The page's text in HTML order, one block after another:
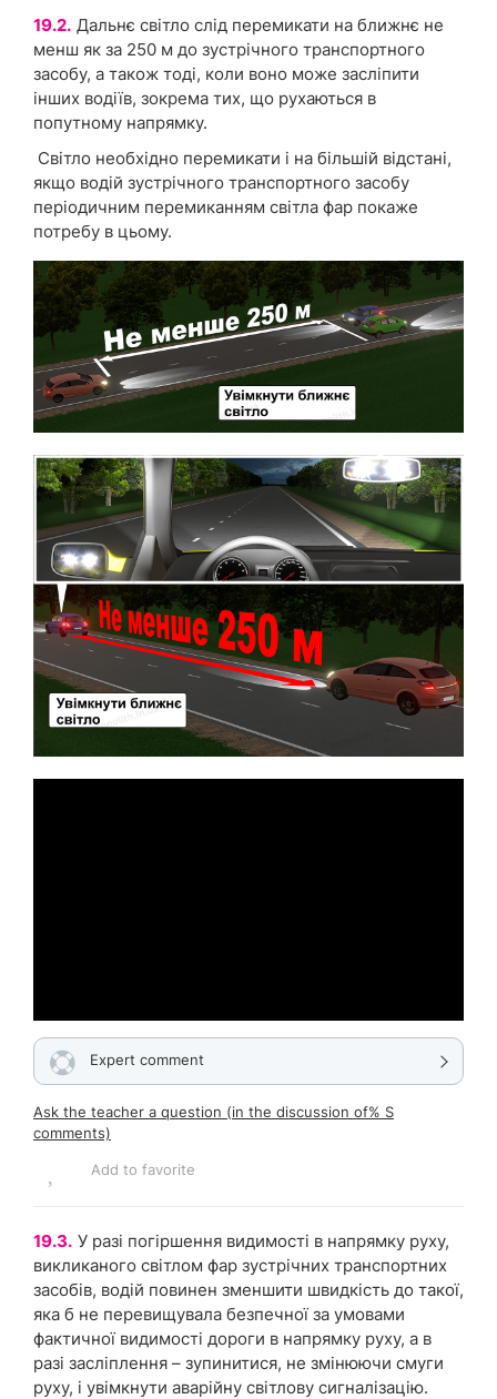
19.2. Дальнє світло слід перемикати на ближнє не
менш як за 250 м до зустрічного транспортного
засобу, а також тоді, коли воно може засліпити
інших водіїв, зокрема тих, що рухаються в
попутному напрямку.
Світло необхідно перемикати і на більшій відстані,
якщо водій зустрічного транспортного засобу
періодичним перемиканням світла фар покаже
потребу в цьому.
Expert comment
Ask the teacher a question (in the discussion of% S
comments)
Add to favorite
19.3. У разі погіршення видимості в напрямку руху,
викликаного світлом фар зустрічних транспортних
засобів, водій повинен зменшити швидкість до такої,
яка б не перевищувала безпечної за умовами
фактичної видимості дороги в напрямку руху, а в
разі засліплення – зупинитися, не змінюючи смуги
руху, і увімкнути аварійну світлову сигналізацію.